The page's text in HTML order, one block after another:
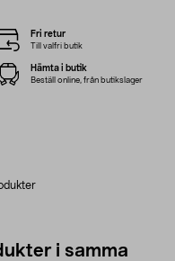
Fri retur
Till valfri butik
Hämta i butik
Beställ online, från butikslager
i samma